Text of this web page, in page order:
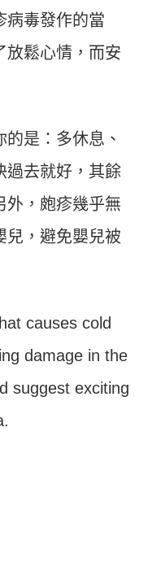
病毒發作的當
放鬆心情，而安
是：多休息、
過去就好，其餘
外，皰疹幾乎無
兒，避免嬰兒被
causes cold
damage in the
suggest exciting